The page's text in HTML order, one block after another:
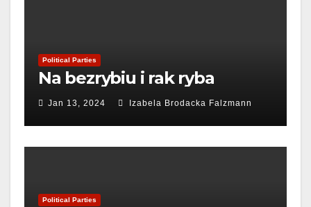
Political Parties
Na bezrybiu i rak ryba
Jan 13, 2024 Izabela Brodacka Falzmann
Political Parties